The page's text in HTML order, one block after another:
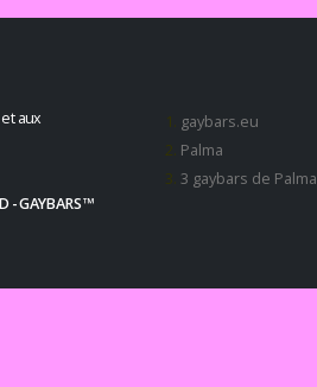
aux
- GAYBARS ™
gaybars.eu
Palma
3 gaybars de Palma